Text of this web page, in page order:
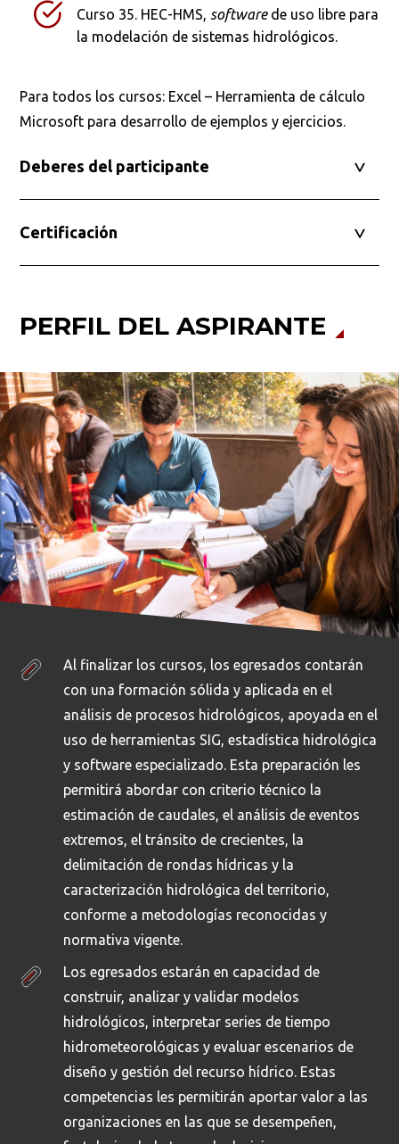
Curso 35. HEC-HMS, softwarede uso libre para
la modelación de sistemas hidrológicos.
Para todos los cursos: Excel – Herramienta de cálculo
Microsoft para desarrollo de ejemplos y ejercicios.
Deberes del participante
Certificación
PERFIL DEL ASPIRANTE
Al finalizar los cursos, los egresados contarán
con una formación sólida y aplicada en el
análisis de procesos hidrológicos, apoyada en el
uso de herramientas SIG, estadística hidrológica
y software especializado. Esta preparación les
permitirá abordar con criterio técnico la
estimación de caudales, el análisis de eventos
extremos, el tránsito de crecientes, la
delimitación de rondas hídricas y la
caracterización hidrológica del territorio,
conforme a metodologías reconocidas y
normativa vigente.
Los egresados estarán en capacidad de
construir, analizar y validar modelos
hidrológicos, interpretar series de tiempo
hidrometeorológicas y evaluar escenarios de
diseño y gestión del recurso hídrico. Estas
competencias les permitirán aportar valor a las
organizaciones en las que se desempeñen,